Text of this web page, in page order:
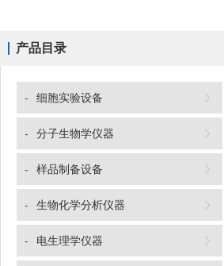
产品目录
- 细胞实验设备
- 分子生物学仪器
- 样品制备设备
- 生物化学分析仪器
- 电生理学仪器